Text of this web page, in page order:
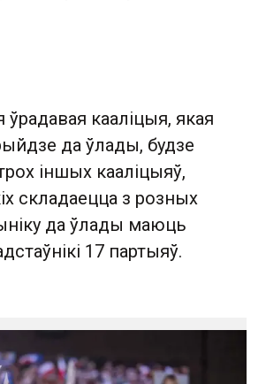
кааліцыя, якая
да ўлады, будзе
іншых кааліцыяў,
складаецца з розных
да ўлады маюць
17 партыяў.